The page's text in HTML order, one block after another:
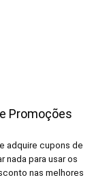
Promoções
adquire cupons de
nada para usar os
nas melhores